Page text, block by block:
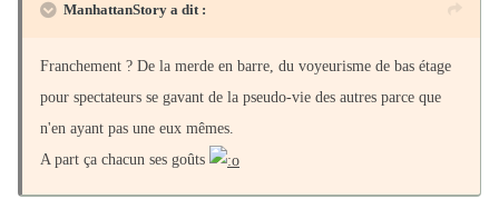
ManhattanStory a dit :
Franchement ? De la merde en barre, du voyeurisme de bas étage
pour spectateurs se gavant de la pseudo-vie des autres parce que
n'en ayant pas une eux mêmes.
A part ça chacun ses goûts